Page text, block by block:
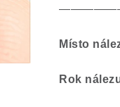
Místo
Rok